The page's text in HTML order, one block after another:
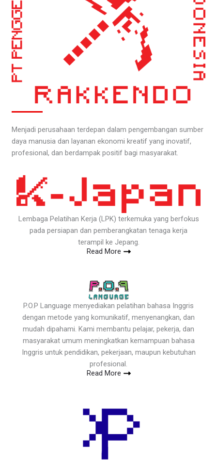
Menjadi perusahaan terdepan dalam pengembangan sumber
daya manusia dan layanan ekonomi kreatif yang inovatif,
profesional, dan berdampak positif bagi masyarakat.
Lembaga Pelatihan Kerja (LPK) terkemuka yang berfokus
pada persiapan dan pemberangkatan tenaga kerja
terampil ke Jepang.
Read More
P.O.P Language menyediakan pelatihan bahasa Inggris
dengan metode yang komunikatif, menyenangkan, dan
mudah dipahami. Kami membantu pelajar, pekerja, dan
masyarakat umum meningkatkan kemampuan bahasa
Inggris untuk pendidikan, pekerjaan, maupun kebutuhan
profesional.
Read More